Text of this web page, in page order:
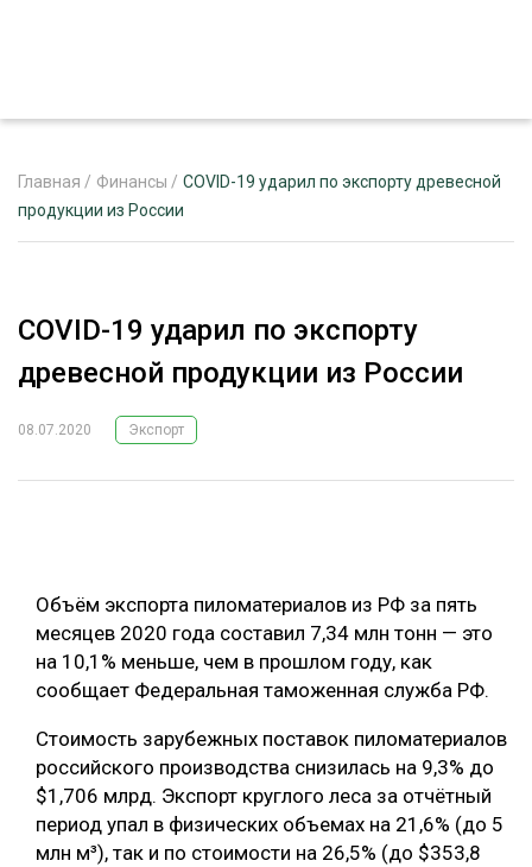
РЕКЛАМОДАТЕЛЯМ
ЛЕСНОЕ ХОЗЯЙСТВО
ЦИФРОВАЯ СРЕДА
БИОЭНЕРГЕТИКА
ЛЕСОВОССТАНОВЛЕНИЕ И ЗАЩИТА
ЛОГИСТИКА
ПРОИЗВОДСТВО ДРЕВЕСНЫХ ПЛИТ
ЦБП
РУБРИКИ
ТЕМАТИЧЕСКИЕ ПРОЕКТЫ
ПОДБОРКИ СТАТЕЙ
Главная / Финансы / COVID-19 ударил по экспорту древесной
продукции из России
COVID-19 ударил по экспорту
древесной продукции из России
08.07.2020 Экспорт
Объём экспорта пиломатериалов из РФ за пять
месяцев 2020 года составил 7,34 млн тонн — это
на 10,1% меньше, чем в прошлом году, как
сообщает Федеральная таможенная служба РФ.
Стоимость зарубежных поставок пиломатериалов
российского производства снизилась на 9,3% до
$1,706 млрд. Экспорт круглого леса за отчётный
период упал в физических объемах на 21,6% (до 5
млн м³), так и по стоимости на 26,5% (до $353,8